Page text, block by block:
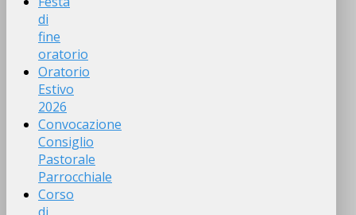
di
fine
oratorio
Oratorio
Estivo
2026
Convocazione
Consiglio
Pastorale
Parrocchiale
Corso